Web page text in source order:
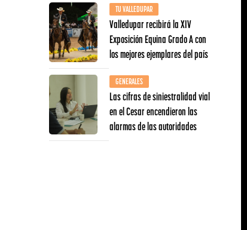
TU VALLEDUPAR
Valledupar recibirá la XIV
Exposición Equina Grado A con
los mejores ejemplares del país
GENERALES
Las cifras de siniestralidad vial
en el Cesar encendieron las
alarmas de las autoridades